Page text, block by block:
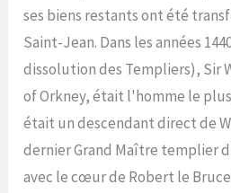
ses biens restants ont été
Saint-Jean. Dans les années
dissolution des Templiers), Sir
of Orkney, était l'homme le
était un descendant direct de
dernier Grand Maître templier
avec le cœur de Robert le